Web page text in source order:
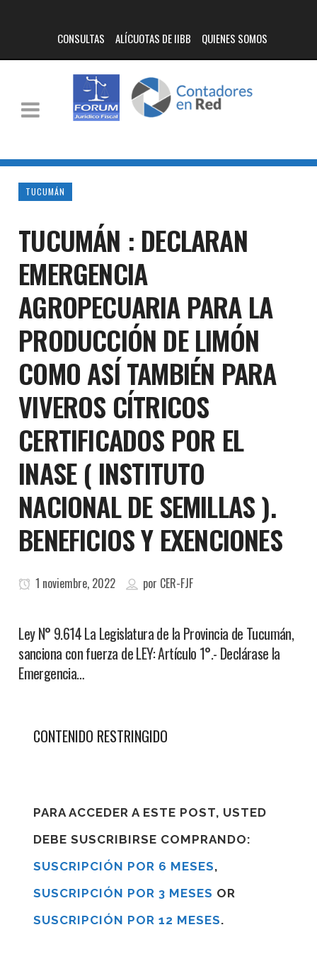
CONSULTAS ALÍCUOTAS DE IIBB QUIENES SOMOS
TUCUMÁN
TUCUMÁN : DECLARAN
EMERGENCIA
AGROPECUARIA PARA LA
PRODUCCIÓN DE LIMÓN
COMO ASÍ TAMBIÉN PARA
VIVEROS CÍTRICOS
CERTIFICADOS POR EL
INASE ( INSTITUTO
NACIONAL DE SEMILLAS ).
BENEFICIOS Y EXENCIONES
1 noviembre, 2022 por CER-FJF
Ley N° 9.614 La Legislatura de la Provincia de Tucumán,
sanciona con fuerza de LEY: Artículo 1°.- Declárase la
Emergencia…
CONTENIDO RESTRINGIDO
PARA ACCEDER A ESTE POST, USTED
DEBE SUSCRIBIRSE COMPRANDO:
SUSCRIPCIÓN POR 6 MESES,
SUSCRIPCIÓN POR 3 MESES OR
SUSCRIPCIÓN POR 12 MESES.